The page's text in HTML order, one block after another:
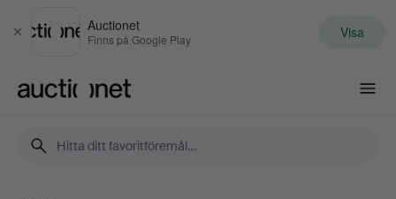
Stäng
Auctionet
Finns på Google Play Visa